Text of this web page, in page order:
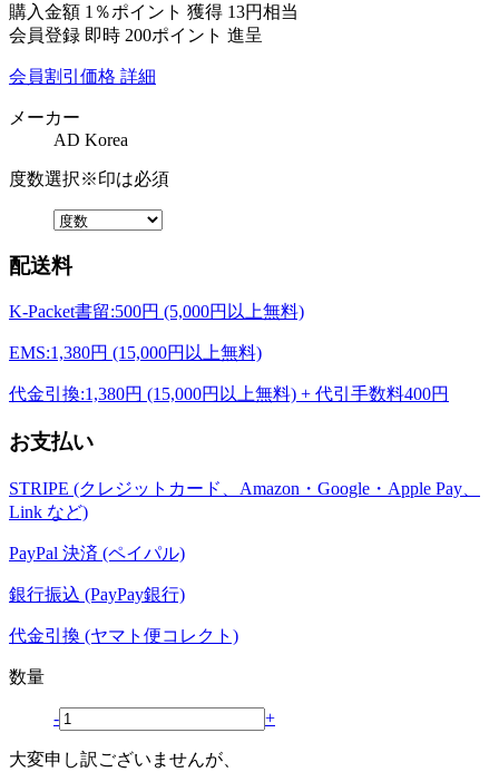
購入金額 1％ポイント 獲得 13円相当
会員登録 即時 200ポイント 進呈
会員割引価格 詳細
メーカー
AD Korea
度数選択※印は必須
配送料
K-Packet書留:500円 (5,000円以上無料)
EMS:1,380円 (15,000円以上無料)
代金引換:1,380円 (15,000円以上無料) + 代引手数料400円
お支払い
STRIPE (クレジットカード、Amazon・Google・Apple Pay、
Link など)
PayPal 決済 (ペイパル)
銀行振込 (PayPay銀行)
代金引換 (ヤマト便コレクト)
数量
- +
大変申し訳ございませんが、